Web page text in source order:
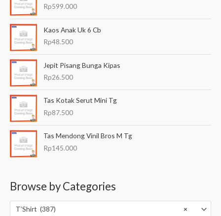
Rp599.000
Kaos Anak Uk 6 Cb
Rp48.500
Jepit Pisang Bunga Kipas
Rp26.500
Tas Kotak Serut Mini Tg
Rp87.500
Tas Mendong Vinil Bros M Tg
Rp145.000
Browse by Categories
×
T’Shirt (387)